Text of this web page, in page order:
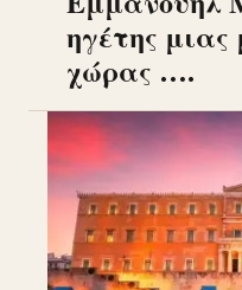
ηγέτης
χώρας ….